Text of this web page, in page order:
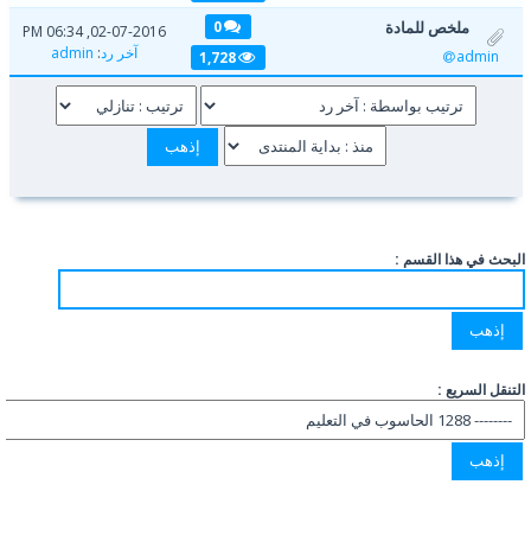
ملخص للمادة
admin
0
1,728
02-07-2016, 06:34 PM
آخر رد:
admin
البحث في هذا القسم :
التنقل السريع :